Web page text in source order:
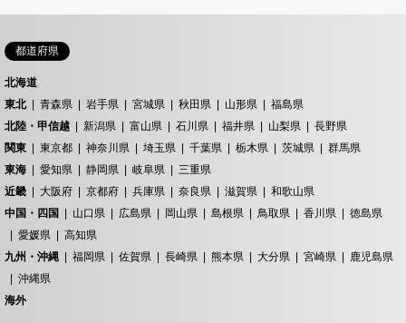
都道府県
北海道
東北
青森県 岩手県 宮城県 秋田県 山形県
福島県
北陸・甲信越
新潟県 富山県 石川県 福井県 山梨県
長野県
関東
東京都 神奈川県 埼玉県 千葉県 栃木県 茨城県
群馬県
東海
愛知県 静岡県 岐阜県
三重県
近畿
大阪府 京都府 兵庫県 奈良県 滋賀県
和歌山県
中国・四国
山口県 広島県 岡山県 島根県 鳥取県 香川県
徳島県
愛媛県
高知県
九州・沖縄
福岡県 佐賀県 長崎県 熊本県 大分県 宮崎県
鹿児島県
沖縄県
海外